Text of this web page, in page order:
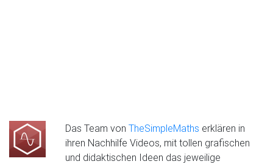
Das Team von TheSimpleMaths erklären in
ihren Nachhilfe Videos, mit tollen grafischen
und didaktischen Ideen das jeweilige